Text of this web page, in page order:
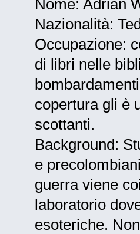
Nome: Adrian
Nazionalità:
Occupazione:
di libri nelle
copertura gli è
scottanti.
Background:
e
guerra viene
laboratorio
esoteriche.